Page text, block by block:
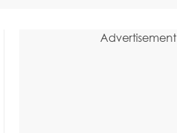
Advertisement